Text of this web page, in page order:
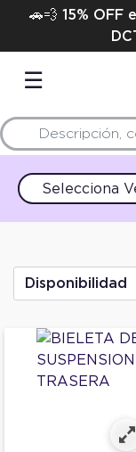
🚗💨 15%
☰
Selecciona